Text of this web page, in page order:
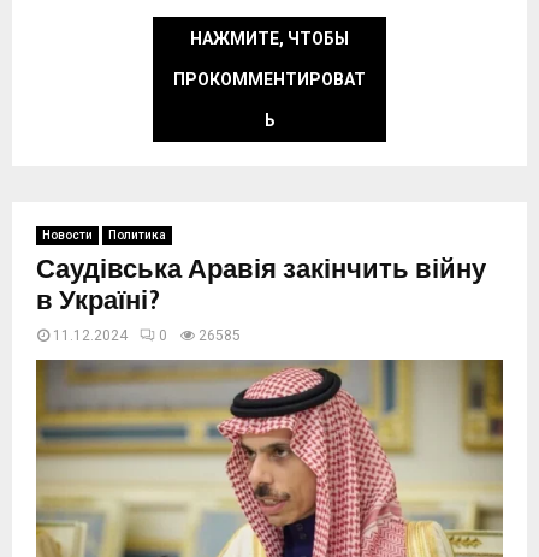
НАЖМИТЕ, ЧТОБЫ
ПРОКОММЕНТИРОВАТ
Ь
Новости Политика
Саудівська Аравія закінчить війну
в Україні?
11.12.2024 0 26585